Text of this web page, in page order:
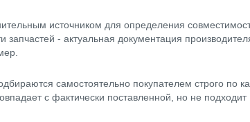
источником для определения
запчастей - актуальная документация
самостоятельно покупателем строго
с фактически поставленной, но не